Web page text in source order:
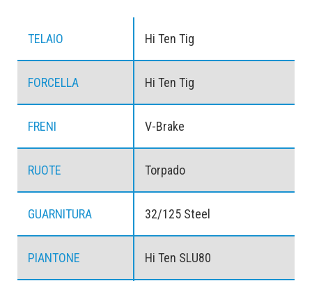
TELAIO Hi Ten Tig
FORCELLA Hi Ten Tig
FRENI V-Brake
RUOTE Torpado
GUARNITURA 32/125 Steel
PIANTONE Hi Ten SLU80